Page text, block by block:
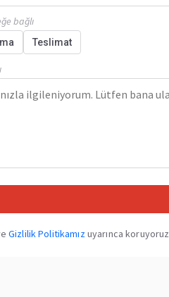
bağlı
Teslimat
Gizlilik Politikamızuyarınca koruyoruz